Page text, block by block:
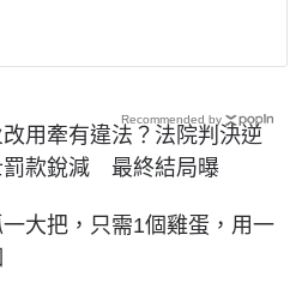
用牽有違法？法院判決逆
罰款銳減 最終結局曝
大把，只需1個雞蛋，用一
Recommended by